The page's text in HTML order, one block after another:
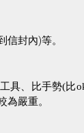
信封內)等。
具、比手勢(比
為嚴重。